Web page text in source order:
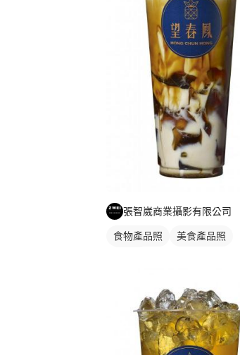
張智崴商業攝影有限公司
食物產品照
美食產品照